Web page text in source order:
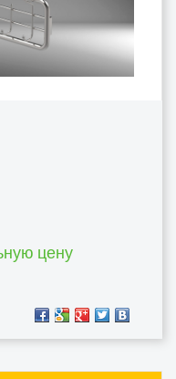
цену